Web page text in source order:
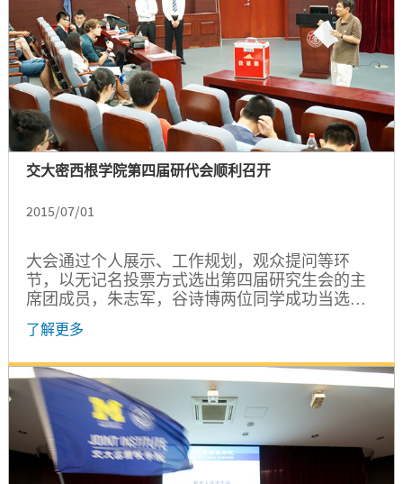
交大密西根学院第四届研代会顺利召开
2015/07/01
大会通过个人展示、工作规划，观众提问等环
节，以无记名投票方式选出第四届研究生会的主
席团成员，朱志军，谷诗博两位同学成功当选，
原事业部部长谢涵将以名誉主席的身份，与两位
主席团成员共同承担第四届研究生会的领导职
了解更多